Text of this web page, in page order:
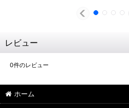
レビュー
0件のレビュー
ホーム